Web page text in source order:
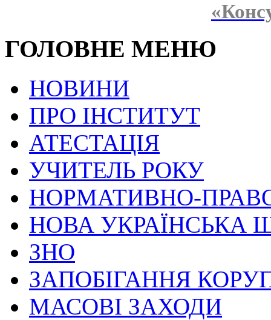
ГОЛОВНЕ МЕНЮ
НОВИНИ
ПРО ІНСТИТУТ
АТЕСТАЦІЯ
УЧИТЕЛЬ РОКУ
НОРМАТИВНО-
НОВА УКРАЇНСЬКА
ЗНО
ЗАПОБІГАННЯ
МАСОВІ ЗАХОДИ